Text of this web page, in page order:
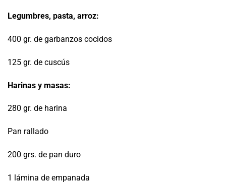
Legumbres, pasta, arroz:
400 gr. de garbanzos cocidos
125 gr. de cuscús
Harinas y masas:
280 gr. de harina
Pan rallado
200 grs. de pan duro
1 lámina de empanada